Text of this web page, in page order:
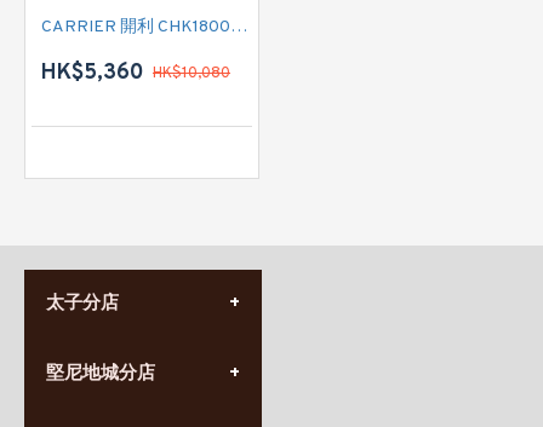
CARRIER 開利 CHK18000TP 二匹 變頻淨冷窗口式冷氣機 (附遙控)
HK$5,360 HK$10,080
太子分店
營業時間:
堅尼地城分店